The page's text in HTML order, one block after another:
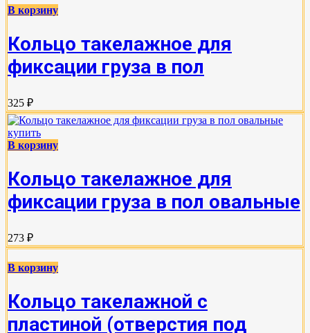
В корзину
Кольцо такелажное для
фиксации груза в пол
325 ₽
В корзину
Кольцо такелажное для
фиксации груза в пол овальные
273 ₽
В корзину
Кольцо такелажной с
пластиной (отверстия под